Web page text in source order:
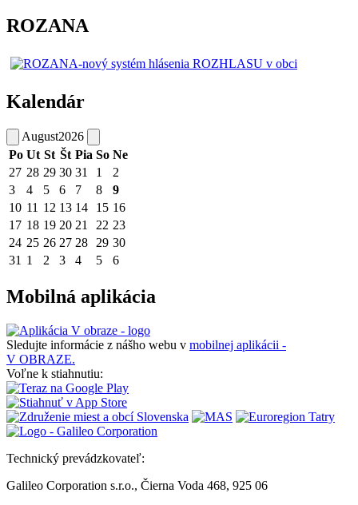
ROZANA
Kalendár
August2026
Po Ut St Št Pia So Ne
27 28 29 30 31 1
2
3
4 5 6 7 8
9
10 11 12 13 14 15 16
17 18 19 20 21 22 23
24 25 26 27 28 29 30
31 1 2 3 4 5 6
Mobilná aplikácia
Sledujte informácie z nášho webu v mobilnej aplikácii -
V OBRAZE.
Voľne k stiahnutiu:
Technický prevádzkovateľ:
Galileo Corporation s.r.o., Čierna Voda 468, 925 06